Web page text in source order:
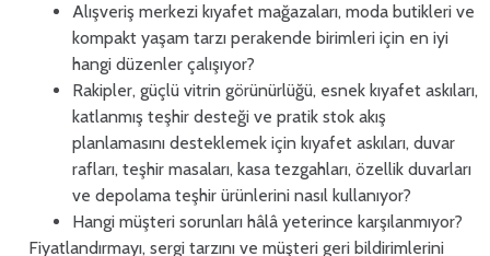
Alışveriş merkezi kıyafet mağazaları, moda butikleri ve
kompakt yaşam tarzı perakende birimleri için en iyi
hangi düzenler çalışıyor?
Rakipler, güçlü vitrin görünürlüğü, esnek kıyafet askıları,
katlanmış teşhir desteği ve pratik stok akış
planlamasını desteklemek için kıyafet askıları, duvar
rafları, teşhir masaları, kasa tezgahları, özellik duvarları
ve depolama teşhir ürünlerini nasıl kullanıyor?
Hangi müşteri sorunları hâlâ yeterince karşılanmıyor?
Fiyatlandırmayı, sergi tarzını ve müşteri geri bildirimlerini